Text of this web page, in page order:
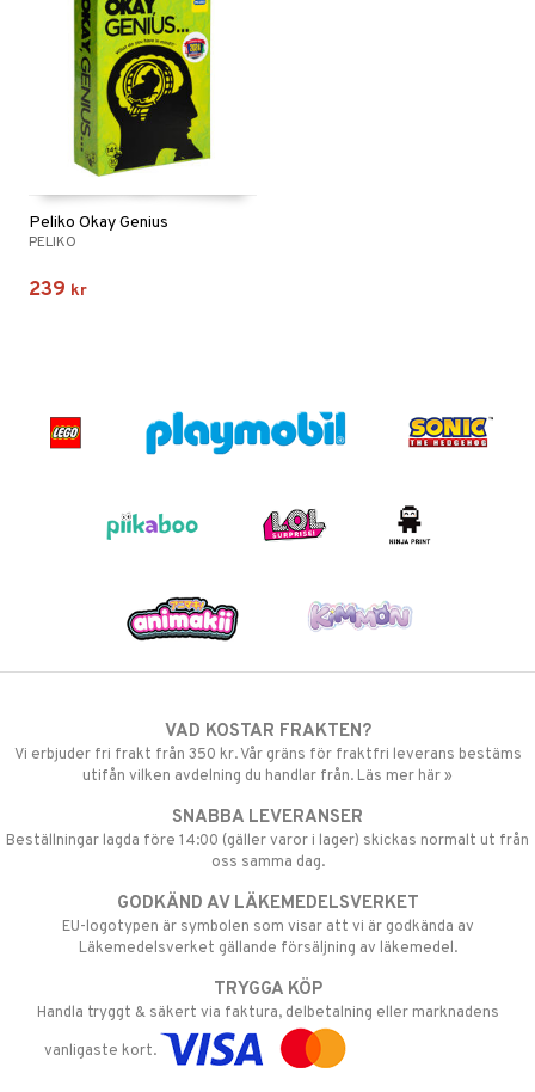
Peliko Okay Genius
PELIKO
239 kr
VAD KOSTAR FRAKTEN?
Vi erbjuder fri frakt från 350 kr. Vår gräns för fraktfri leverans bestäms
utifån vilken avdelning du handlar från. Läs mer här »
SNABBA LEVERANSER
Beställningar lagda före 14:00 (gäller varor i lager) skickas normalt ut från
oss samma dag.
GODKÄND AV LÄKEMEDELSVERKET
EU-logotypen är symbolen som visar att vi är godkända av
Läkemedelsverket gällande försäljning av läkemedel.
TRYGGA KÖP
Handla tryggt & säkert via faktura, delbetalning eller marknadens
vanligaste kort.